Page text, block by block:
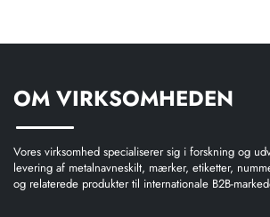
OM VIRKSOMHEDEN
Vores virksomhed specialiserer sig i forskning og
levering af metalnavneskilt, mærker, etiketter,
og relaterede produkter til internationale B2B-